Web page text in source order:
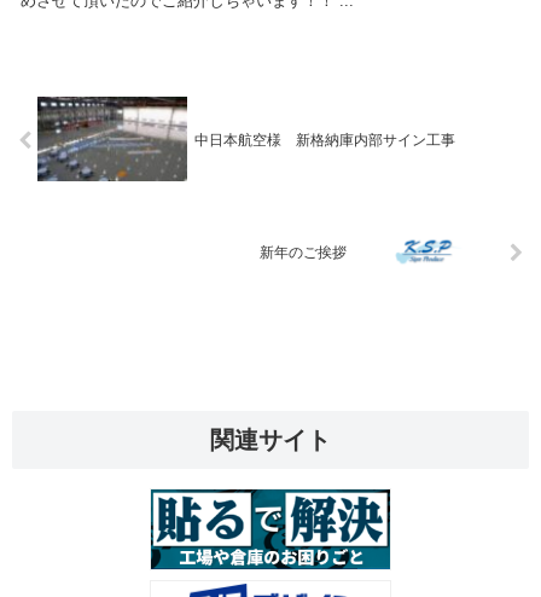
中日本航空様 新格納庫内部サイン工事
新年のご挨拶
関連サイト